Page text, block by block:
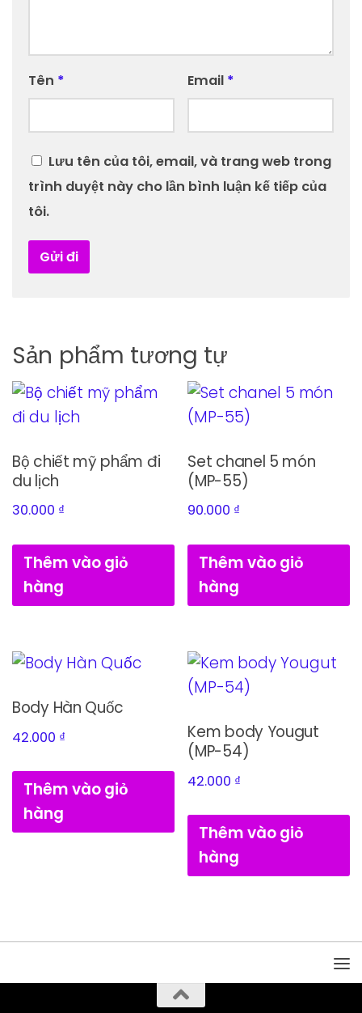
Tên * Email *
Lưu tên của tôi, email, và trang web trong
trình duyệt này cho lần bình luận kế tiếp của
tôi.
Sản phẩm tương tự
Bộ chiết mỹ phẩm đi
du lịch
30.000 ₫
Thêm vào giỏ
hàng
Set chanel 5 món
(MP-55)
90.000 ₫
Thêm vào giỏ
hàng
Body Hàn Quốc
42.000 ₫
Thêm vào giỏ
hàng
Kem body Yougut
(MP-54)
42.000 ₫
Thêm vào giỏ
hàng